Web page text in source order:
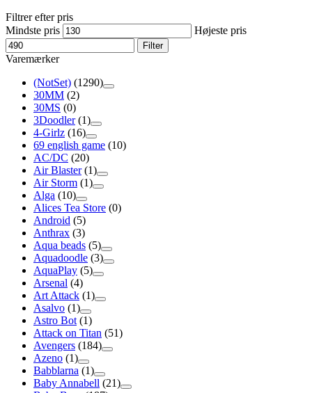
Filtrer efter pris
Mindste pris
Højeste pris
Filter
Varemærker
(NotSet) (1290)
30MM (2)
30MS (0)
3Doodler (1)
4-Girlz (16)
69 english game (10)
AC/DC (20)
Air Blaster (1)
Air Storm (1)
Alga (10)
Alices Tea Store (0)
Android (5)
Anthrax (3)
Aqua beads (5)
Aquadoodle (3)
AquaPlay (5)
Arsenal (4)
Art Attack (1)
Asalvo (1)
Astro Bot (1)
Attack on Titan (51)
Avengers (184)
Azeno (1)
Babblarna (1)
Baby Annabell (21)